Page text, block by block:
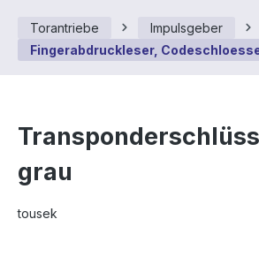
Torantriebe
Impulsgeber
Fingerabdruckleser,
grau
tousek